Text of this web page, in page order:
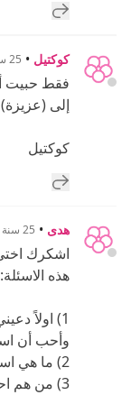
إضافة رد
كوكتيل • 25 سنة
فقط حبيت
إلى
كوكتيل
إضافة رد
هدى • 25 سنة
اشكرك
هذه الاسئلة:
1) اولاً
وأحب أن
2) ما هي اساسيات الطبخ للمبتدئين؟
3) من هم احب ثلاث عضوات لديك في هذا المنتدى؟